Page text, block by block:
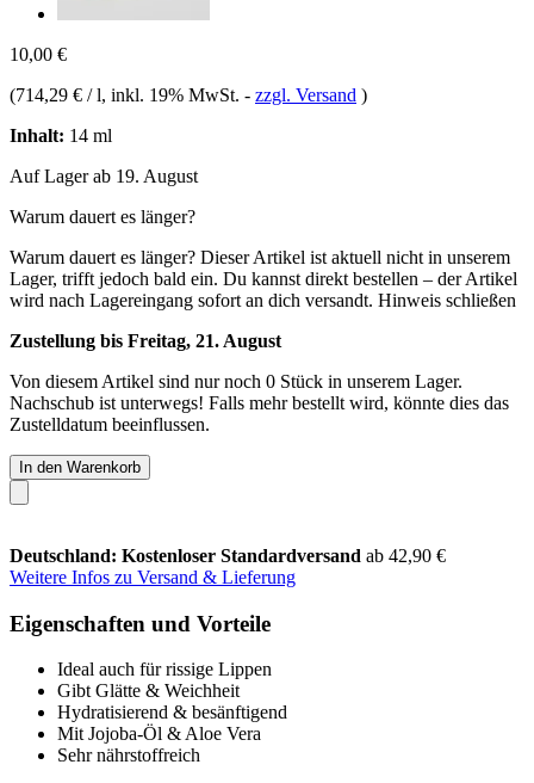
10,00 €
(714,29 € / l, inkl. 19% MwSt. - zzgl. Versand )
Inhalt: 14 ml
Auf Lager ab 19. August
Warum dauert es länger?
Warum dauert es länger? Dieser Artikel ist aktuell nicht in unserem
Lager, trifft jedoch bald ein. Du kannst direkt bestellen – der Artikel
wird nach Lagereingang sofort an dich versandt. Hinweis schließen
Zustellung bis Freitag, 21. August
Von diesem Artikel sind nur noch 0 Stück in unserem Lager.
Nachschub ist unterwegs! Falls mehr bestellt wird, könnte dies das
Zustelldatum beeinflussen.
In den Warenkorb
Deutschland: Kostenloser Standardversand ab 42,90 €
Weitere Infos zu Versand & Lieferung
Eigenschaften und Vorteile
Ideal auch für rissige Lippen
Gibt Glätte & Weichheit
Hydratisierend & besänftigend
Mit Jojoba-Öl & Aloe Vera
Sehr nährstoffreich